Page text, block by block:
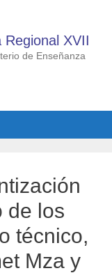
XVII
de Enseñanza
de los
técnico,
Mza y